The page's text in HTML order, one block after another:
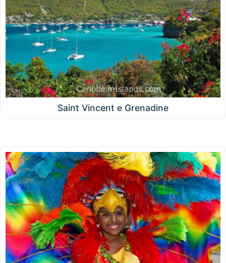
Saint Vincent e Grenadine